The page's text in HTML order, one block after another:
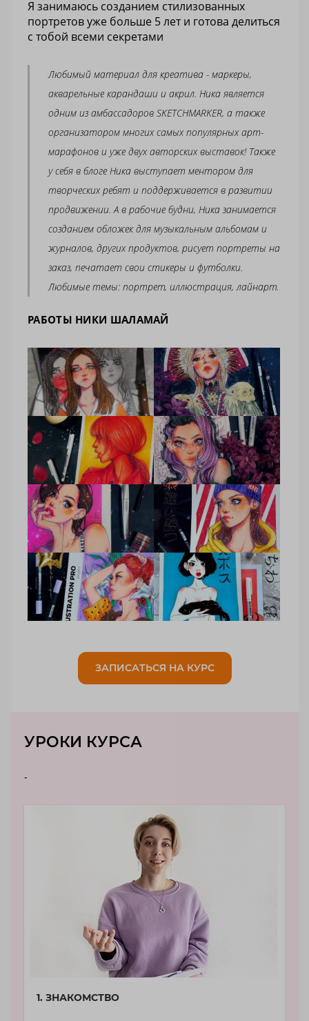
Я занимаюсь созданием стилизованных
портретов уже больше 5 лет и готова делиться
с тобой всеми секретами
Любимый материал для креатива - маркеры,
акварельные карандаши и акрил. Ника является
одним из амбассадоров SKETCHMARKER, а также
организатором многих самых популярных арт-
марафонов и уже двух авторских выставок! Также
у себя в блоге Ника выступает ментором для
творческих ребят и поддерживается в развитии
продвижении. А в рабочие будни, Ника занимается
созданием обложек для музыкальным альбомам и
журналов, других продуктов, рисует портреты на
заказ, печатает свои стикеры и футболки.
Любимые темы: портрет, иллюстрация, лайнарт.
РАБОТЫ НИКИ ШАЛАМАЙ
ЗАПИСАТЬСЯ НА КУРС
УРОКИ КУРСА
-
1. ЗНАКОМСТВО